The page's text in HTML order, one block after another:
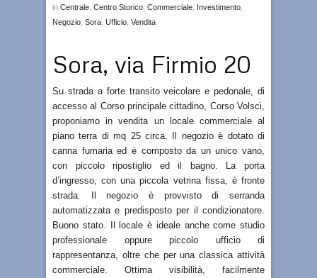
in Centrale Centro Storico Commerciale Investimento
Negozio Sora Ufficio Vendita
Sora, via Firmio 20
Su strada a forte transito veicolare e pedonale, di
accesso al Corso principale cittadino, Corso Volsci,
proponiamo in vendita un locale commerciale al
piano terra di mq 25 circa. Il negozio è dotato di
canna fumaria ed è composto da un unico vano,
con piccolo ripostiglio ed il bagno. La porta
d’ingresso, con una piccola vetrina fissa, è fronte
strada. Il negozio è provvisto di serranda
automatizzata e predisposto per il condizionatore.
Buono stato. Il locale è ideale anche come studio
professionale oppure piccolo ufficio di
rappresentanza, oltre che per una classica attività
commerciale. Ottima visibilità, facilmente